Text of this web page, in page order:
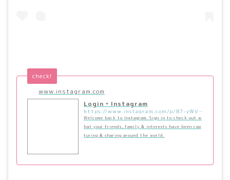
www.instagram.com
check!
Login • Instagram
https://www.instagram.com/p/B7-yWV3ln2J/?utm_source=ig_embed&utm_campaign=loading
Welcome back to Instagram. Sign in to check out w
hat your friends, family & interests have been cap
turing & sharing around the world.